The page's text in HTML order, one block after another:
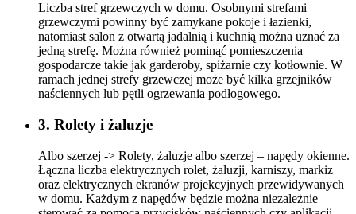
Liczba stref grzewczych w domu. Osobnymi strefami
grzewczymi powinny być zamykane pokoje i łazienki,
natomiast salon z otwartą jadalnią i kuchnią można uznać za
jedną strefę. Można również pominąć pomieszczenia
gospodarcze takie jak garderoby, spiżarnie czy kotłownie. W
ramach jednej strefy grzewczej może być kilka grzejników
naściennych lub pętli ogrzewania podłogowego.
3. Rolety i żaluzje
Albo szerzej -> Rolety, żaluzje albo szerzej – napędy okienne.
Łączna liczba elektrycznych rolet, żaluzji, karniszy, markiz
oraz elektrycznych ekranów projekcyjnych przewidywanych
w domu. Każdym z napędów będzie można niezależnie